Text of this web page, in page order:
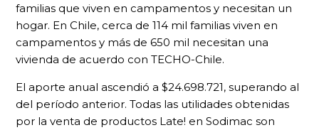
familias que viven en campamentos y necesitan un
hogar. En Chile, cerca de 114 mil familias viven en
campamentos y más de 650 mil necesitan una
vivienda de acuerdo con TECHO-Chile.
El aporte anual ascendió a $24.698.721, superando al
del período anterior. Todas las utilidades obtenidas
por la venta de productos Late! en Sodimac son